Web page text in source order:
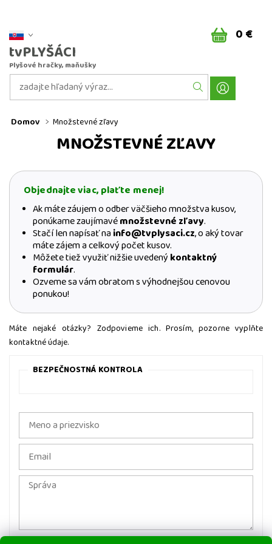
tvPLYŠÁCI
Plyšové hračky, maňušky
0 €
Domov Množstevné zľavy
MNOŽSTEVNÉ ZĽAVY
Objednajte viac, plaťte menej!
Ak máte záujem o odber väčšieho množstva kusov,
ponúkame zaujímavémnožstevné zľavy.
Stačí len napísať na info@tvplysaci.cz, o aký tovar
máte zájem a celkový počet kusov.
Môžete tiež využiť nižšie uvedený kontaktný
formulár.
Ozveme sa vám obratom s výhodnejšou cenovou
ponukou!
Máte nejaké otázky? Zodpovieme ich. Prosím, pozorne vyplňte
kontaktné údaje.
BEZPEČNOSTNÁ KONTROLA